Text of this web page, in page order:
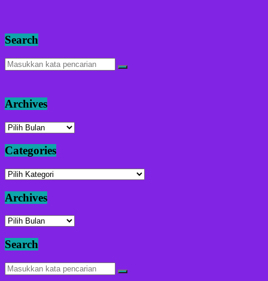
Search
Archives
Archives
Categories
Categories
Archives
Archives
Search